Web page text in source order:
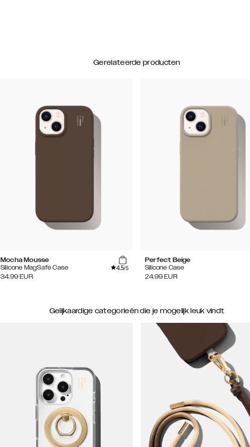
Gerelateerde producten
Mocha Mousse
Silicone MagSafe Case
4.5/5
34.99 EUR
Perfect Beige
Silicone Case
24.99 EUR
Gelijkaardige categorieën die je mogelijk leuk vindt